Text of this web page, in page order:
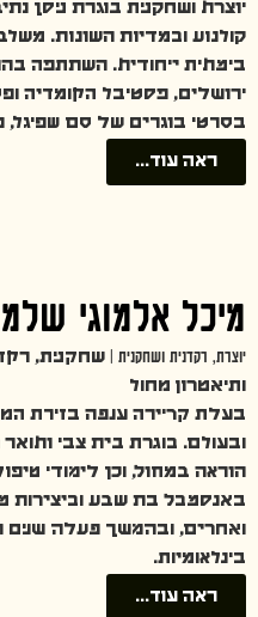
יוצרת ושחקנית בוגרת ניסן
קולנוע ובמדיות השונות.
בימתית ייחודית. השתתפה
ירושלים, פסטיבל הקומדיה
בסרטי בוגרים של סם שפיגל,
ראה עוד...
מיכל אלמוגי
יוצרת, רקדנית ושחקנית | שחקנית,
ותיאטרון מחול
בעלת קריירה ענפה בזירת
ובעולם. בוגרת בית צבי
הוראה במחול, וכן לימודי
באנסמבל בת שבע וביצירות
ואחרים, ובהמשך פעלה שנים
בינלאומיות.
ראה עוד...